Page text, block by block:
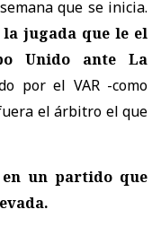
que se inicia.
jugada que le el
Unido ante La
por el VAR -como
el árbitro el que
un partido que